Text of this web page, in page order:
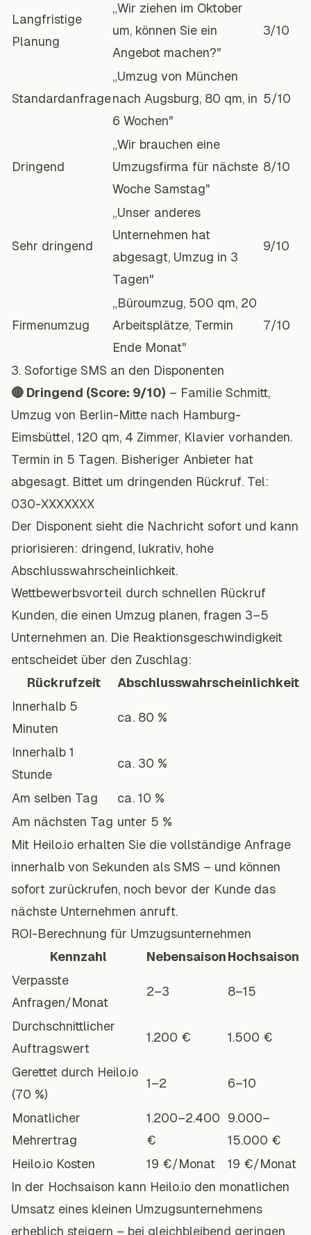
Langfristige
Planung
„Wir ziehen im Oktober
um, können Sie ein
Angebot machen?"
3/10
Standardanfrage
„Umzug von München
nach Augsburg, 80 qm, in
6 Wochen"
5/10
Dringend
„Wir brauchen eine
Umzugsfirma für nächste
Woche Samstag"
8/10
Sehr dringend
„Unser anderes
Unternehmen hat
abgesagt, Umzug in 3
Tagen"
9/10
Firmenumzug
„Büroumzug, 500 qm, 20
Arbeitsplätze, Termin
Ende Monat"
7/10
3. Sofortige SMS an den Disponenten
🔴 Dringend (Score: 9/10) – Familie Schmitt,
Umzug von Berlin-Mitte nach Hamburg-
Eimsbüttel, 120 qm, 4 Zimmer, Klavier vorhanden.
Termin in 5 Tagen. Bisheriger Anbieter hat
abgesagt. Bittet um dringenden Rückruf. Tel:
030-XXXXXXX
Der Disponent sieht die Nachricht sofort und kann
priorisieren: dringend, lukrativ, hohe
Abschlusswahrscheinlichkeit.
Wettbewerbsvorteil durch schnellen Rückruf
Kunden, die einen Umzug planen, fragen 3–5
Unternehmen an. Die Reaktionsgeschwindigkeit
entscheidet über den Zuschlag:
Rückrufzeit
Abschlusswahrscheinlichkeit
Innerhalb 5
Minuten
ca. 80 %
Innerhalb 1
Stunde
ca. 30 %
Am selben Tag
ca. 10 %
Am nächsten Tag unter 5 %
Mit Heilo.io erhalten Sie die vollständige Anfrage
innerhalb von Sekunden als SMS – und können
sofort zurückrufen, noch bevor der Kunde das
nächste Unternehmen anruft.
ROI-Berechnung für Umzugsunternehmen
Kennzahl
NebensaisonHochsaison
Verpasste
Anfragen/Monat
2–3 8–15
Durchschnittlicher
Auftragswert
1.200 € 1.500 €
Gerettet durch Heilo.io
(70 %)
1–2 6–10
Monatlicher
Mehrertrag
1.200–2.400
€
9.000–
15.000 €
Heilo.io Kosten
19 €/Monat
19 €/Monat
In der Hochsaison kann Heilo.io den monatlichen
Umsatz eines kleinen Umzugsunternehmens
erheblich steigern – bei gleichbleibend geringen